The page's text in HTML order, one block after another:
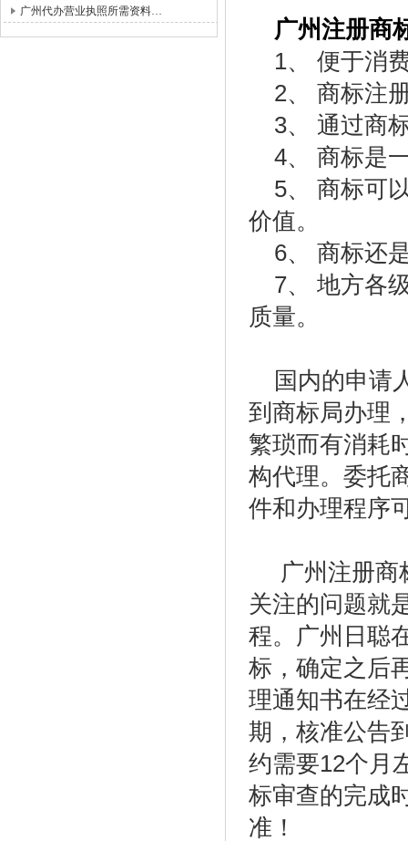
广州代办营业执照所需资料…
广州注册商
1、 便于消
2、 商标注
3、 通过商
4、 商标是
5、 商标可
价值。
6、 商标还
7、 地方各
质量。
国内的申请
到商标局办理
繁琐而有消耗
构代理。委托
件和办理程序
广州注册商
关注的问题就
程。广州日聪
标，确定之后
理通知书在经
期，核准公告
约需要12个月
标审查的完成
准！